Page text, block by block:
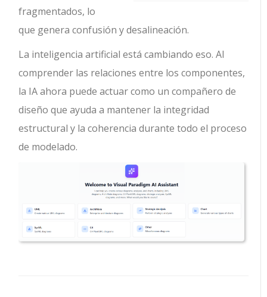
fragmentados, lo
que genera confusión y desalineación.
La inteligencia artificial está cambiando eso. Al
comprender las relaciones entre los componentes,
la IA ahora puede actuar como un compañero de
diseño que ayuda a mantener la integridad
estructural y la coherencia durante todo el proceso
de modelado.